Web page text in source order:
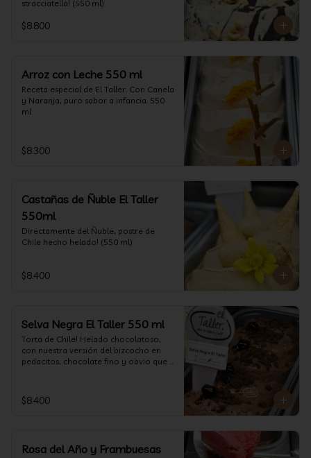
stracciatella! (550 ml)
$8.800
Arroz con Leche 550 ml
Receta especial de El Taller. Con Canela
y Naranja, puro sabor a infancia. 550
ml
$8.300
Castañas de Ñuble El Taller
550ml
Directamente del Ñuble, postre de
Chile hecho helado! (550 ml)
$8.400
Selva Negra El Taller 550 ml
Torta de Chile! Helado chocolatoso,
con nuestra versión del bizcocho en
pedacitos, chocolate fino y obvio que
$8.400
Rosa del Año y Frambuesas